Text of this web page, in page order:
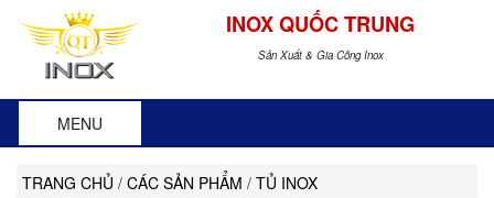
INOX QUỐC TRUNG
Sản Xuất & Gia Công Inox
MENU
TRANG CHỦ / CÁC SẢN PHẨM / TỦ INOX